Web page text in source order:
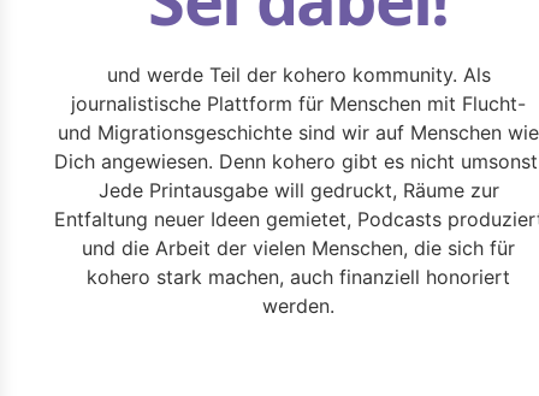
und werde Teil der kohero kommunity. Als
journalistische Plattform für Menschen mit Flucht-
und Migrationsgeschichte sind wir auf Menschen wie
Dich angewiesen. Denn kohero gibt es nicht
Jede Printausgabe will gedruckt, Räume zur
Entfaltung neuer Ideen gemietet, Podcasts
und die Arbeit der vielen Menschen, die sich für
kohero stark machen, auch finanziell honoriert
werden.